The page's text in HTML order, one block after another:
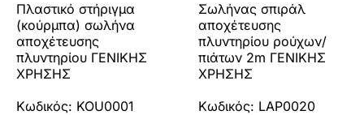
Πλαστικό στήριγμα
(κούρμπα) σωλήνα
αποχέτευσης
πλυντηρίου ΓΕΝΙΚΗΣ
ΧΡΗΣΗΣ
Κωδικός: KOU0001
Σωλήνας σπιράλ
αποχέτευσης
πλυντηρίου ρούχων/
πιάτων 2m ΓΕΝΙΚΗΣ
ΧΡΗΣΗΣ
Κωδικός: LAP0020